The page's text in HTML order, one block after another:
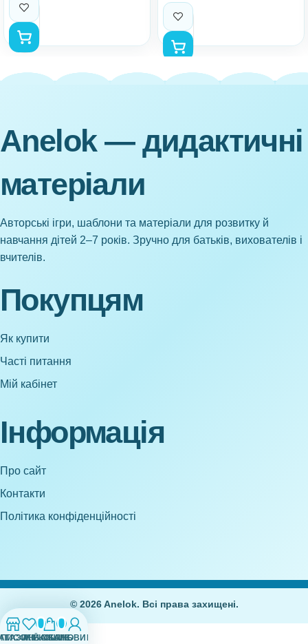
Anelok — дидактичні
матеріали
Авторські ігри, шаблони та матеріали для розвитку й
навчання дітей 2–7 років. Зручно для батьків, вихователів і
вчителів.
Покупцям
Як купити
Часті питання
Мій кабінет
Інформація
Про сайт
Контакти
Політика конфіденційності
0
БАЖАНЬ
0
КОШИК
МІЙ ОБЛІКОВИЙ ЗАПИС
© 2026 Anelok. Всі права захищені.